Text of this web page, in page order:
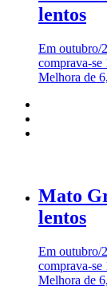
lentos
Em outubro/
comprava-se
Melhora de
Mato
lentos
Em outubro/
comprava-se
Melhora de